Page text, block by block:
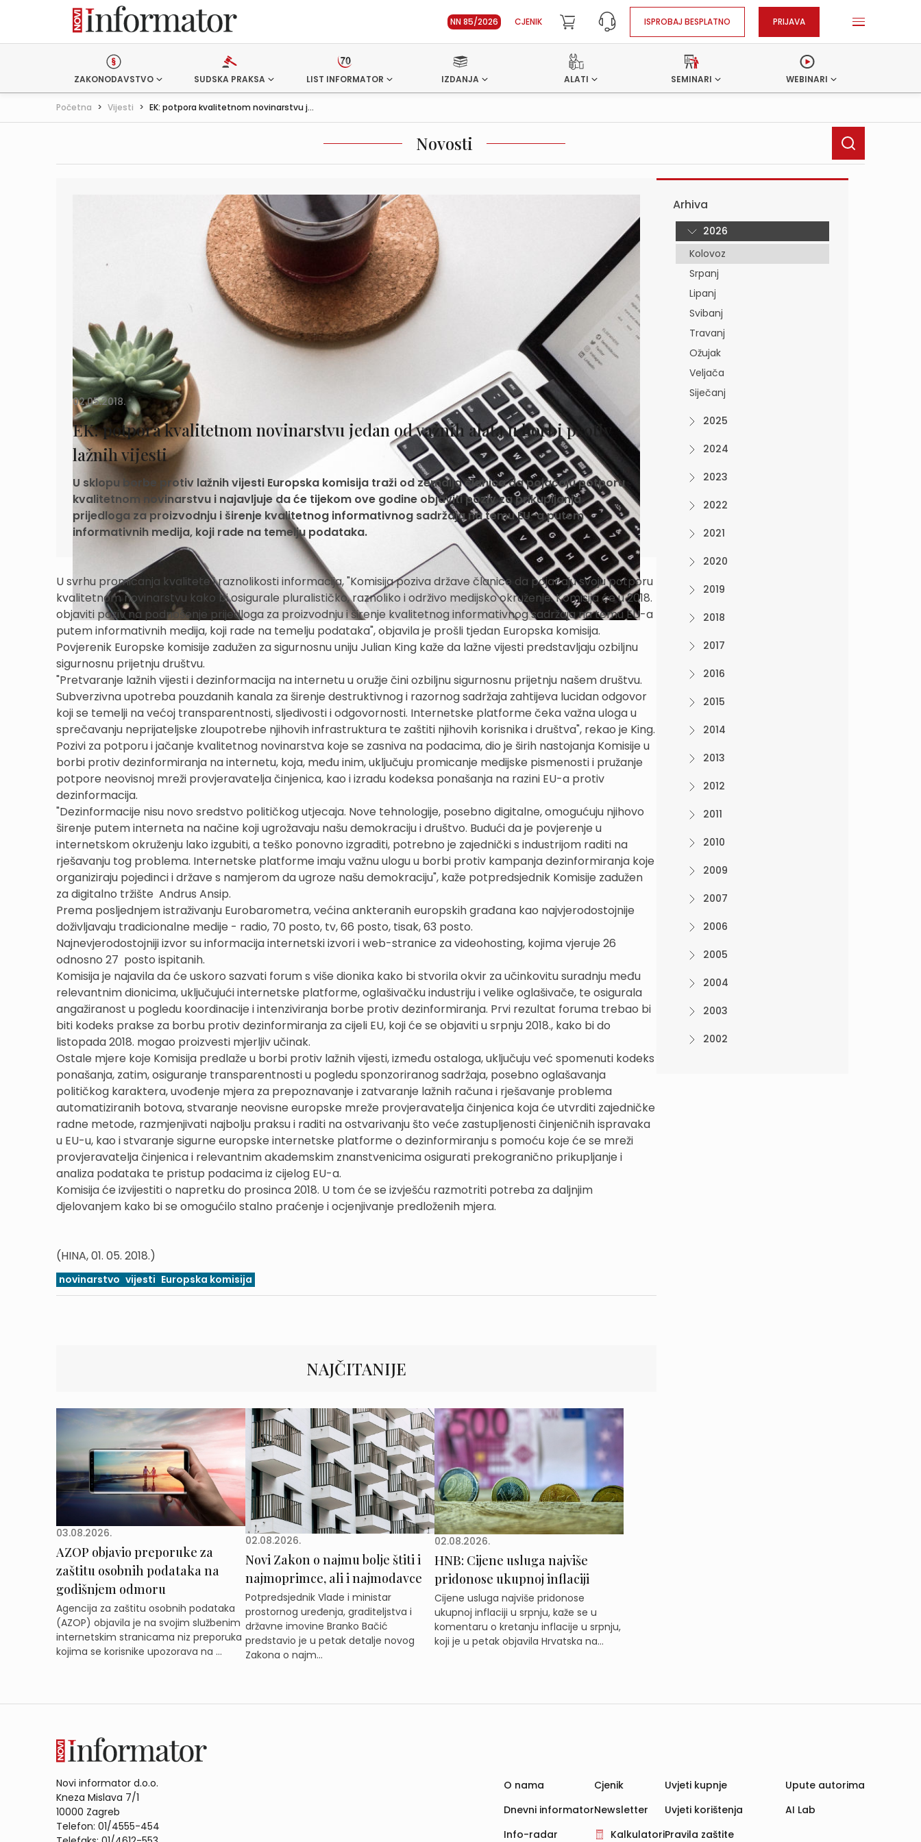
NN 85/2026 CJENIK ISPROBAJ BESPLATNO PRIJAVA
ZAKONODAVSTVO SUDSKA PRAKSA LIST INFORMATOR IZDANJA ALATI SEMINARI WEBINARI
Početna > Vijesti > EK: potpora kvalitetnom novinarstvu j...
Novosti
02.05.2018.
EK: potpora kvalitetnom novinarstvu jedan od važnih alata u borbi protiv
lažnih vijesti
U sklopu borbe protiv lažnih vijesti Europska komisija traži od zemalja članica da pojačaju potporu
kvalitetnom novinarstvu i najavljuje da će tijekom ove godine objaviti poziv za prikupljanja
prijedloga za proizvodnju i širenje kvalitetnog informativnog sadržaja na temu EU-a putem
informativnih medija, koji rade na temelju podataka.
U svrhu promicanja kvalitete i raznolikosti informacija, "Komisija poziva države članice da pojačaju svoju potporu
kvalitetnom novinarstvu kako bi osigurale pluralističko, raznoliko i održivo medijsko okruženje. Komisija će u 2018.
objaviti poziv na podnošenje prijedloga za proizvodnju i širenje kvalitetnog informativnog sadržaja na temu EU-a
putem informativnih medija, koji rade na temelju podataka", objavila je prošli tjedan Europska komisija.
Povjerenik Europske komisije zadužen za sigurnosnu uniju Julian King kaže da lažne vijesti predstavljaju ozbiljnu
sigurnosnu prijetnju društvu.
"Pretvaranje lažnih vijesti i dezinformacija na internetu u oružje čini ozbiljnu sigurnosnu prijetnju našem društvu.
Subverzivna upotreba pouzdanih kanala za širenje destruktivnog i razornog sadržaja zahtijeva lucidan odgovor
koji se temelji na većoj transparentnosti, sljedivosti i odgovornosti. Internetske platforme čeka važna uloga u
sprečavanju neprijateljske zloupotrebe njihovih infrastruktura te zaštiti njihovih korisnika i društva", rekao je King.
Pozivi za potporu i jačanje kvalitetnog novinarstva koje se zasniva na podacima, dio je širih nastojanja Komisije u
borbi protiv dezinformiranja na internetu, koja, među inim, uključuju promicanje medijske pismenosti i pružanje
potpore neovisnoj mreži provjeravatelja činjenica, kao i izradu kodeksa ponašanja na razini EU-a protiv
dezinformacija.
"Dezinformacije nisu novo sredstvo političkog utjecaja. Nove tehnologije, posebno digitalne, omogućuju njihovo
širenje putem interneta na načine koji ugrožavaju našu demokraciju i društvo. Budući da je povjerenje u
internetskom okruženju lako izgubiti, a teško ponovno izgraditi, potrebno je zajednički s industrijom raditi na
rješavanju tog problema. Internetske platforme imaju važnu ulogu u borbi protiv kampanja dezinformiranja koje
organiziraju pojedinci i države s namjerom da ugroze našu demokraciju", kaže potpredsjednik Komisije zadužen
za digitalno tržište Andrus Ansip.
Prema posljednjem istraživanju Eurobarometra, većina ankteranih europskih građana kao najvjerodostojnije
doživljavaju tradicionalne medije - radio, 70 posto, tv, 66 posto, tisak, 63 posto.
Najnevjerodostojniji izvor su informacija internetski izvori i web-stranice za videohosting, kojima vjeruje 26
odnosno 27 posto ispitanih.
Komisija je najavila da će uskoro sazvati forum s više dionika kako bi stvorila okvir za učinkovitu suradnju među
relevantnim dionicima, uključujući internetske platforme, oglašivačku industriju i velike oglašivače, te osigurala
angažiranost u pogledu koordinacije i intenziviranja borbe protiv dezinformiranja. Prvi rezultat foruma trebao bi
biti kodeks prakse za borbu protiv dezinformiranja za cijeli EU, koji će se objaviti u srpnju 2018., kako bi do
listopada 2018. mogao proizvesti mjerljiv učinak.
Ostale mjere koje Komisija predlaže u borbi protiv lažnih vijesti, između ostaloga, uključuju već spomenuti kodeks
ponašanja, zatim, osiguranje transparentnosti u pogledu sponzoriranog sadržaja, posebno oglašavanja
političkog karaktera, uvođenje mjera za prepoznavanje i zatvaranje lažnih računa i rješavanje problema
automatiziranih botova, stvaranje neovisne europske mreže provjeravatelja činjenica koja će utvrditi zajedničke
radne metode, razmjenjivati najbolju praksu i raditi na ostvarivanju što veće zastupljenosti činjeničnih ispravaka
u EU-u, kao i stvaranje sigurne europske internetske platforme o dezinformiranju s pomoću koje će se mreži
provjeravatelja činjenica i relevantnim akademskim znanstvenicima osigurati prekogranično prikupljanje i
analiza podataka te pristup podacima iz cijelog EU-a.
Komisija će izvijestiti o napretku do prosinca 2018. U tom će se izvješću razmotriti potreba za daljnjim
djelovanjem kako bi se omogućilo stalno praćenje i ocjenjivanje predloženih mjera.
(HINA, 01. 05. 2018.)
novinarstvo vijesti Europska komisija
NAJČITANIJE
03.08.2026.
AZOP objavio preporuke za
zaštitu osobnih podataka na
godišnjem odmoru
Agencija za zaštitu osobnih podataka
(AZOP) objavila je na svojim službenim
internetskim stranicama niz preporuka
kojima se korisnike upozorava na ...
02.08.2026.
Novi Zakon o najmu bolje štiti i
najmoprimce, ali i najmodavce
Potpredsjednik Vlade i ministar
prostornog uređenja, graditeljstva i
državne imovine Branko Bačić
predstavio je u petak detalje novog
Zakona o najm...
02.08.2026.
HNB: Cijene usluga najviše
pridonose ukupnoj inflaciji
Cijene usluga najviše pridonose
ukupnoj inflaciji u srpnju, kaže se u
komentaru o kretanju inflacije u srpnju,
koji je u petak objavila Hrvatska na...
Arhiva
2026
Kolovoz
Srpanj
Lipanj
Svibanj
Travanj
Ožujak
Veljača
Siječanj
2025
2024
2023
2022
2021
2020
2019
2018
2017
2016
2015
2014
2013
2012
2011
2010
2009
2007
2006
2005
2004
2003
2002
Novi informator d.o.o.
Kneza Mislava 7/1
10000 Zagreb
Telefon: 01/4555-454
O nama
Dnevni informator
Info-radar
Cjenik
Newsletter
Kalkulatori
Uvjeti kupnje
Uvjeti korištenja
Pravila zaštite
Upute autorima
AI Lab